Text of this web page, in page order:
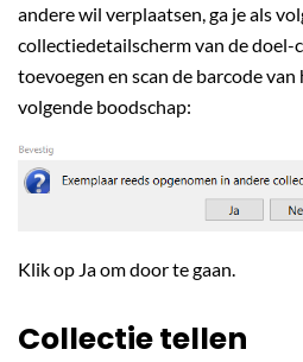
andere wil verplaatsen, ga je als
collectiedetailscherm van de doel-
toevoegen en scan de barcode
volgende boodschap:
Klik op Ja om door te gaan.
Collectie tellen